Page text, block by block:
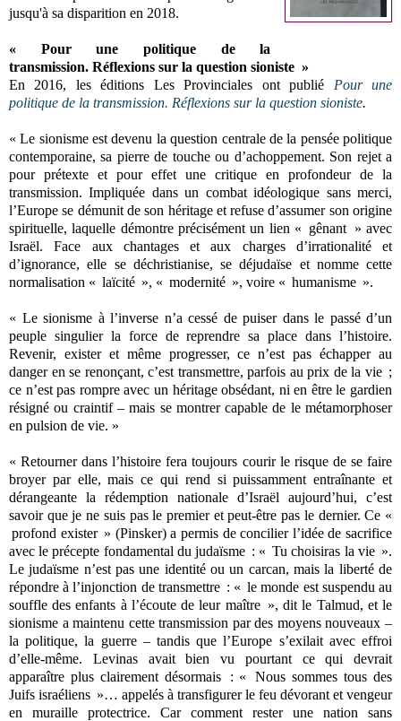
jusqu'à sa disparition en 2018.
« Pour une politique de la
transmission. Réflexions sur la question sioniste »
En 2016, les éditions Les Provinciales ont publié Pour une
politique de la transmission. Réflexions sur la question sioniste.
« Le sionisme est devenu la question centrale de la pensée politique
contemporaine, sa pierre de touche ou d’achoppement. Son rejet a
pour prétexte et pour effet une critique en profondeur de la
transmission. Impliquée dans un combat idéologique sans merci,
l’Europe se démunit de son héritage et refuse d’assumer son origine
spirituelle, laquelle démontre précisément un lien « gênant » avec
Israël. Face aux chantages et aux charges d’irrationalité et
d’ignorance, elle se déchristianise, se déjudaïse et nomme cette
normalisation « laïcité », « modernité », voire « humanisme ».
« Le sionisme à l’inverse n’a cessé de puiser dans le passé d’un
peuple singulier la force de reprendre sa place dans l’histoire.
Revenir, exister et même progresser, ce n’est pas échapper au
danger en se renonçant, c’est transmettre, parfois au prix de la vie ;
ce n’est pas rompre avec un héritage obsédant, ni en être le gardien
résigné ou craintif – mais se montrer capable de le métamorphoser
en pulsion de vie. »
« Retourner dans l’histoire fera toujours courir le risque de se faire
broyer par elle, mais ce qui rend si puissamment entraînante et
dérangeante la rédemption nationale d’Israël aujourd’hui, c’est
savoir que je ne suis pas le premier et peut-être pas le dernier. Ce «
profond exister » (Pinsker) a permis de concilier l’idée de sacrifice
avec le précepte fondamental du judaïsme : « Tu choisiras la vie ».
Le judaïsme n’est pas une identité ou un carcan, mais la liberté de
répondre à l’injonction de transmettre : « le monde est suspendu au
souffle des enfants à l’écoute de leur maître », dit le Talmud, et le
sionisme a maintenu cette transmission par des moyens nouveaux –
la politique, la guerre – tandis que l’Europe s’exilait avec effroi
d’elle-même. Levinas avait bien vu pourtant ce qui devrait
apparaître plus clairement désormais : « Nous sommes tous des
Juifs israéliens »… appelés à transfigurer le feu dévorant et vengeur
en muraille protectrice. Car comment rester une nation sans